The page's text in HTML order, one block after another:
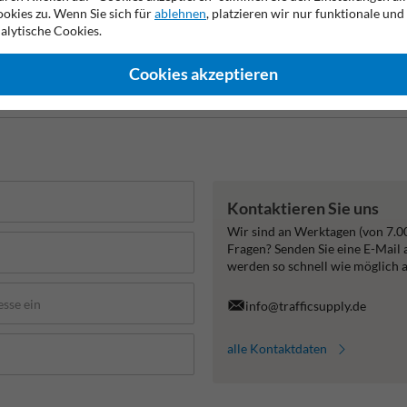
Blickwinkel von 90 Grad
Kontaktieren Sie uns
Wir sind an Werktagen (von
Fragen? Senden Sie eine E-Mail
werden so schnell wie möglich
info@trafficsupply.de
alle Kontaktdaten
zu. Wenn Sie sich fürablehnen, platzieren wir nur funktionale und
Cookies.
Cookies akzeptieren